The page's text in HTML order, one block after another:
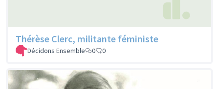
Thérèse Clerc, militante féministe
Décidons Ensemble 0 0